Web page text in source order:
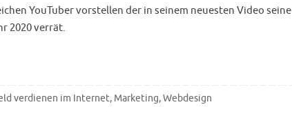
YouTuber vorstellen der in seinem neuesten Video seine
2020 verrät.
verdienen im Internet, Marketing,Webdesign